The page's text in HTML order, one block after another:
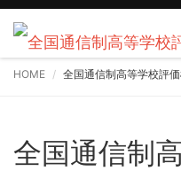
HOME 全国通信制高等学校評
全国通信制